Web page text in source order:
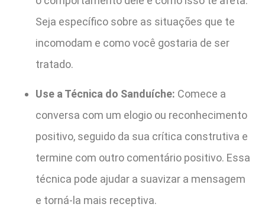
Seja específico sobre as situações que te
incomodam e como você gostaria de ser
tratado.
Use a Técnica do Sanduíche: Comece a
conversa com um elogio ou reconhecimento
positivo, seguido da sua crítica construtiva e
termine com outro comentário positivo. Essa
técnica pode ajudar a suavizar a mensagem
e torná-la mais receptiva.